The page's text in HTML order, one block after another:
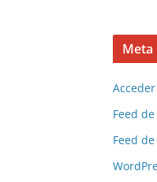
Meta
Acceder
Feed
Feed